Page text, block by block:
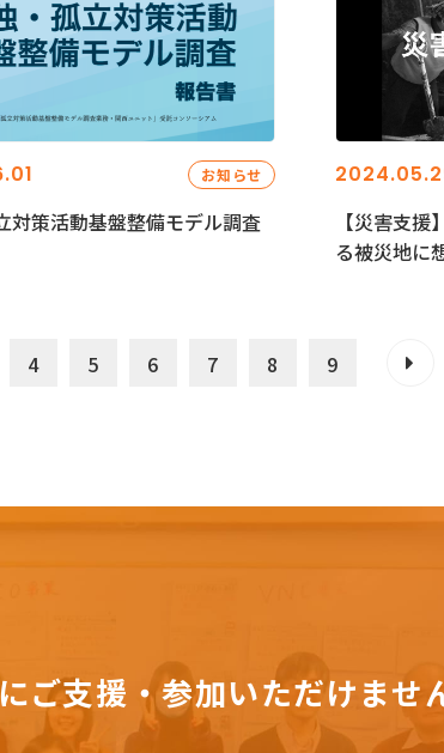
お知らせ
対策活動基盤整備モデル調査
【災害支
る被災地に
4 5 6 7 8 9
ご支援・参加いただけませ